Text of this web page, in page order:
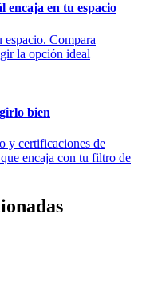
encaja en tu espacio
Compara
la opción ideal
bien
y certificaciones de
encaja con tu filtro de